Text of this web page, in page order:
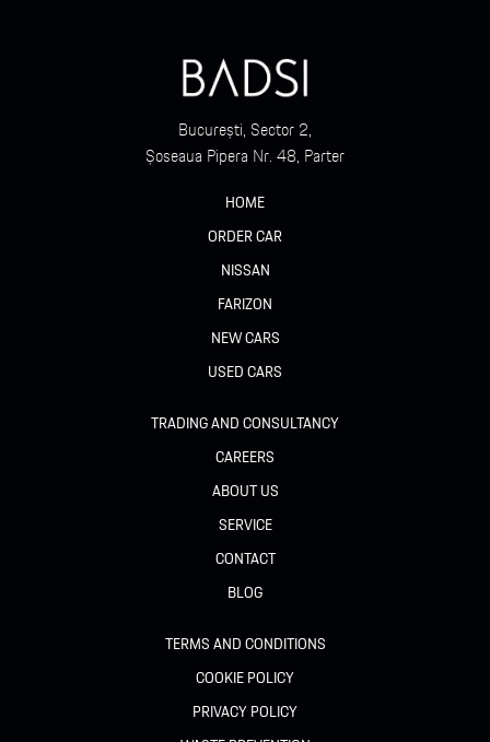
București, Sector 2,
Șoseaua Pipera Nr. 48, Parter
HOME
ORDER CAR
NISSAN
FARIZON
NEW CARS
USED CARS
TRADING AND CONSULTANCY
CAREERS
ABOUT US
SERVICE
CONTACT
BLOG
TERMS AND CONDITIONS
COOKIE POLICY
PRIVACY POLICY